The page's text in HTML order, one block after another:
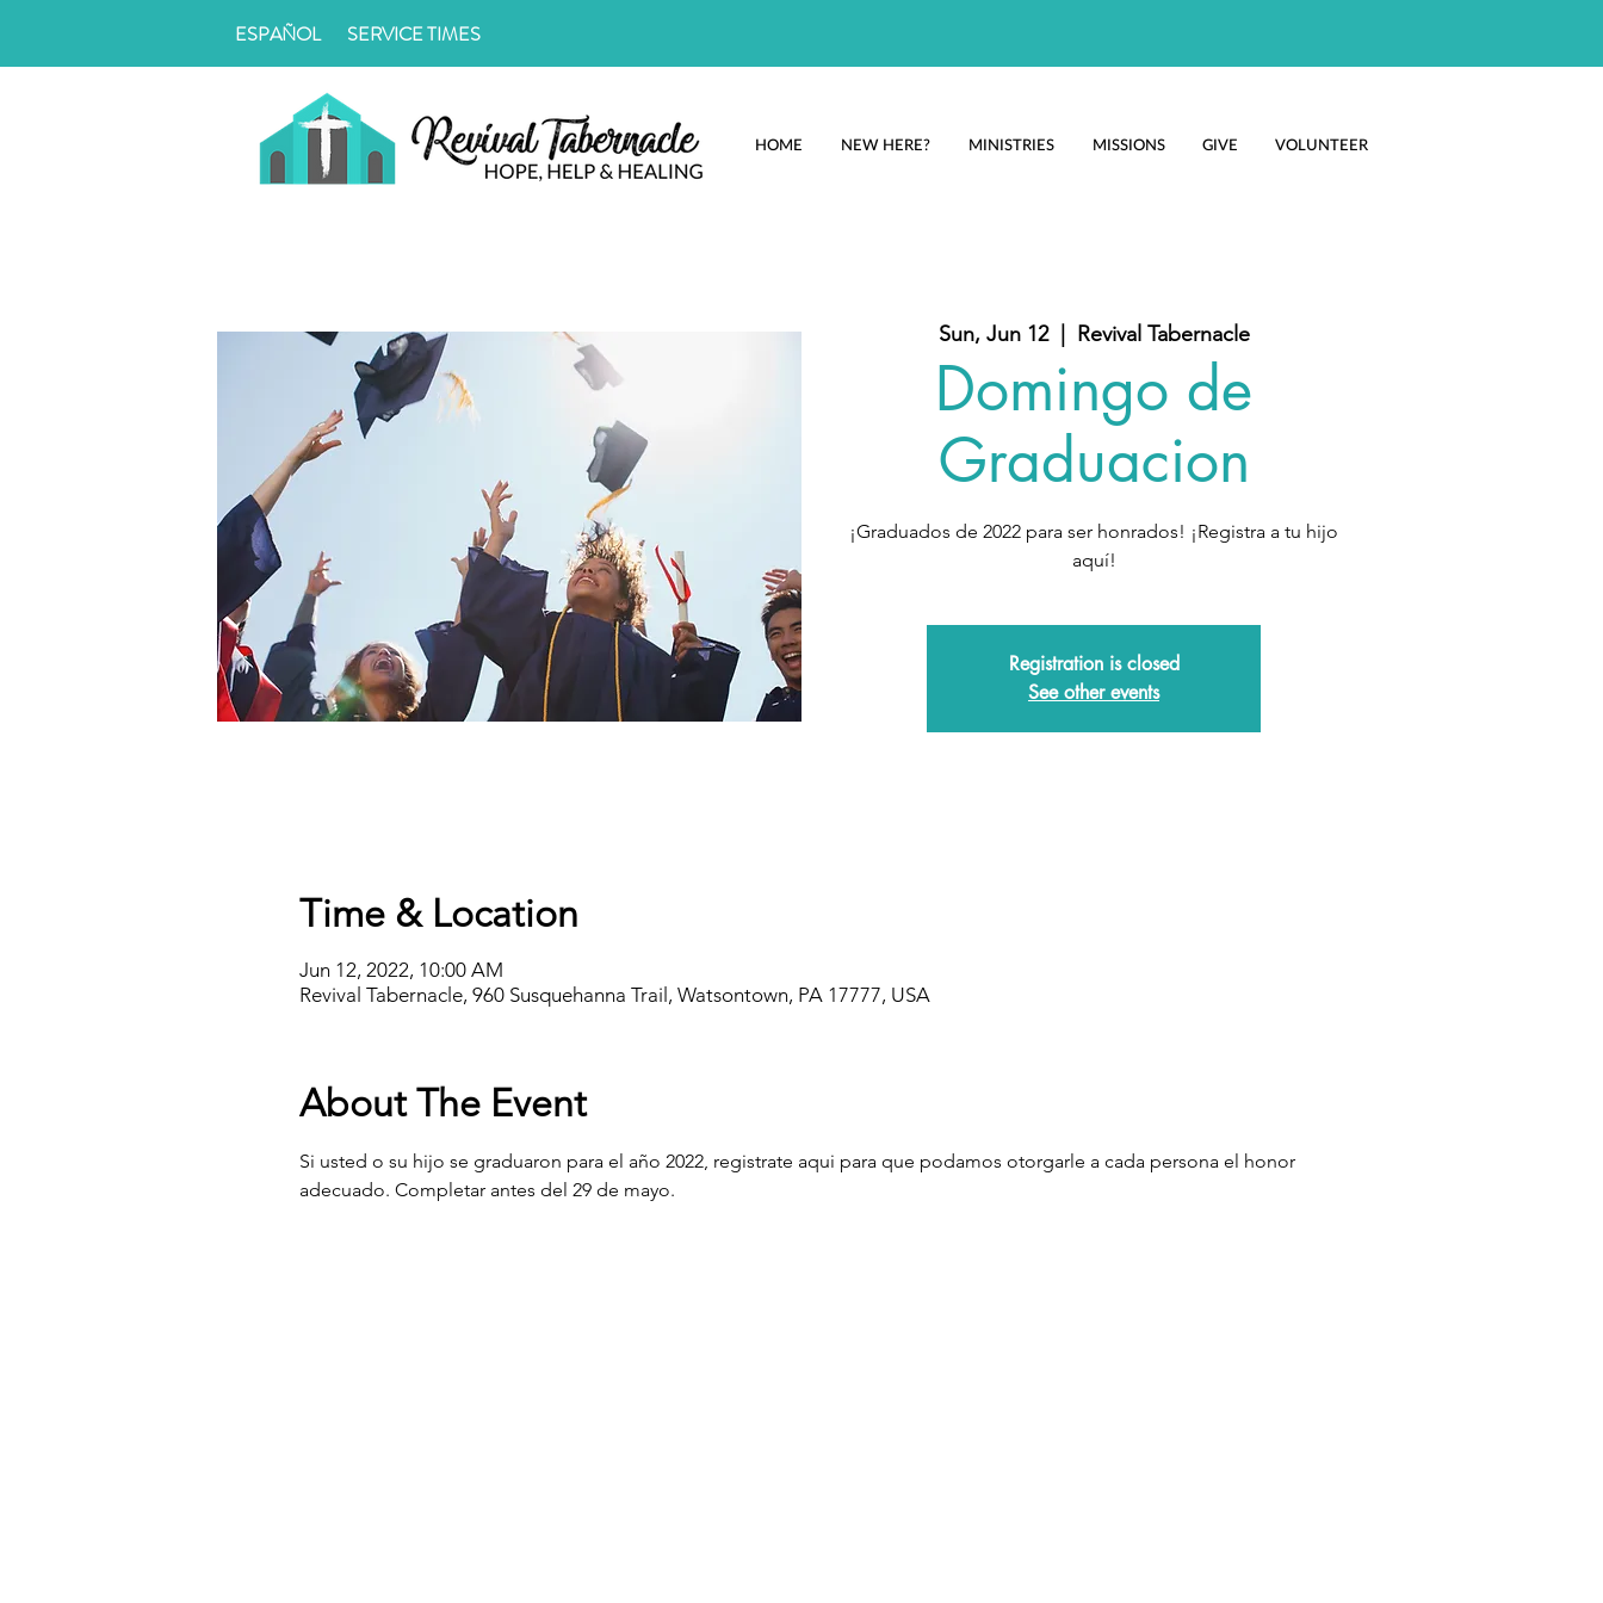
ESPAÑOL SERVICE TIMES
HOME NEW HERE? MINISTRIES MISSIONS GIVE VOLUNTEER
Sun, Jun 12
  |
Revival Tabernacle
Domingo de
Graduacion
¡Graduados de 2022 para ser honrados! ¡Registra a tu hijo
aquí!
Registration is closed
See other events
Time & Location
Jun 12, 2022, 10:00 AM
Revival Tabernacle, 960 Susquehanna Trail, Watsontown, PA 17777, USA
About The Event
Si usted o su hijo se graduaron para el año 2022, registrate aqui para que podamos otorgarle a cada persona el honor
adecuado. Completar antes del 29 de mayo.